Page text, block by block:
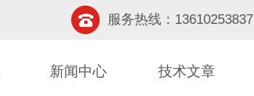
服务热线：13610253837
新闻中心 技术文章